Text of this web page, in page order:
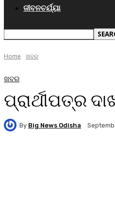
ଜୀବନଚର୍ଯ୍ୟା
Home ଖବର
ଖବର
ପ୍ରାର୍ଥୀପତ୍ର
By Big News Odisha